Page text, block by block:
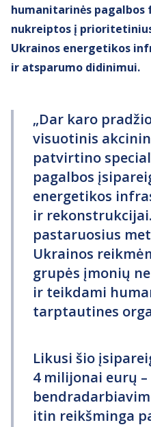
humanitarinės pagalbos
nukreiptos į
Ukrainos energetikos
ir atsparumo didinimui.
„Dar karo
visuotinis
patvirtino
pagalbos
energetikos
ir
pastaruosius
Ukrainos
grupės įmonių
ir teikdami
tarptautines
Likusi šio
4 milijonai eurų
itin reikšminga